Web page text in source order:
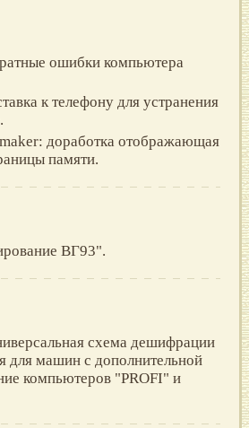
ошибки компьютера
к телефону для устранения
доработка отображающая
памяти.
ВГ93".
схема дешифрации
для машин с дополнительной
компьютеров "PROFI" и